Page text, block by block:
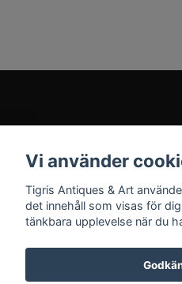
Sociala medier
Vi använder
Tigris Antiques & Art
det innehåll som visas för
tänkbara upplevelse när du